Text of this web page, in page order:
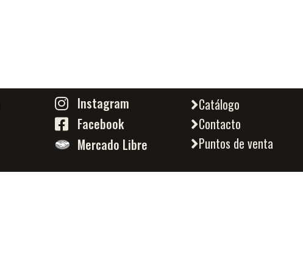
Instagram
Facebook
Mercado Libre
Catálogo
Contacto
Puntos de venta